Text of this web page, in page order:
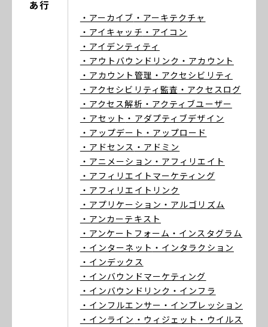
あ行
・アーカイブ ・アーキテクチャ
・アイキャッチ ・アイコン
・アイデンティティ
・アウトバウンドリンク ・アカウント
・アカウント管理 ・アクセシビリティ
・アクセシビリティ監査 ・アクセスログ
・アクセス解析 ・アクティブユーザー
・アセット ・アダプティブデザイン
・アップデート ・アップロード
・アドセンス ・アドミン
・アニメーション ・アフィリエイト
・アフィリエイトマーケティング
・アフィリエイトリンク
・アプリケーション ・アルゴリズム
・アンカーテキスト
・アンケートフォーム ・インスタグラム
・インターネット ・インタラクション
・インデックス
・インバウンドマーケティング
・インバウンドリンク ・インフラ
・インフルエンサー ・インプレッション
・インライン ・ウィジェット ・ウイルス